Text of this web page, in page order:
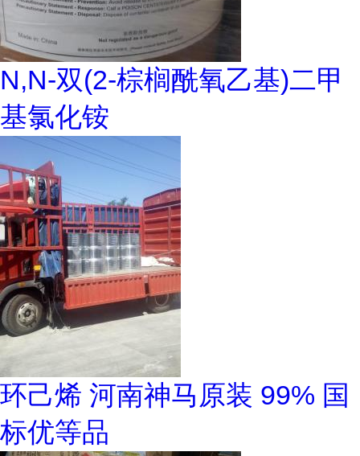
N,N-双(2-棕榈酰氧乙基)二甲
基氯化铵
环己烯 河南神马原装 99% 国
标优等品